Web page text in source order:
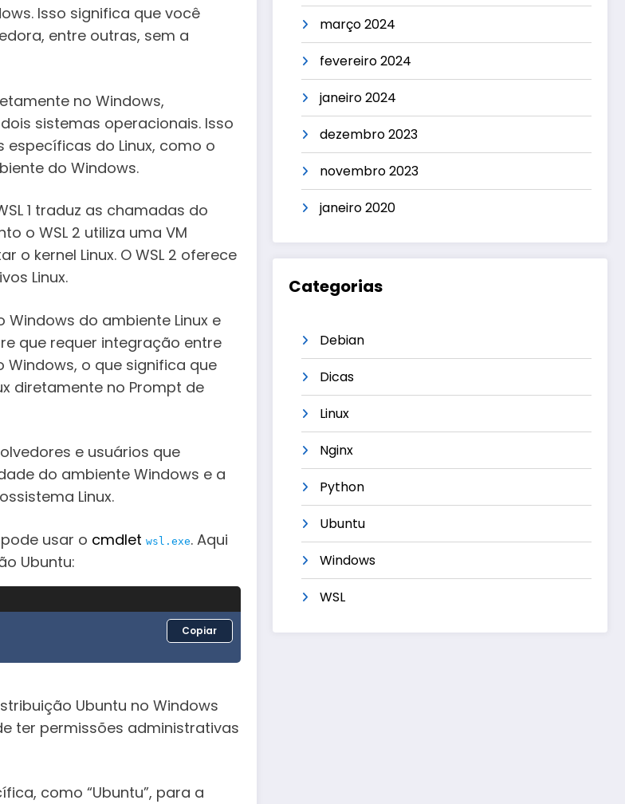
Isso significa que você
entre outras, sem a
no Windows,
sistemas operacionais. Isso
do Linux, como o
do Windows.
1 traduz as chamadas do
o WSL 2 utiliza uma VM
kernel Linux. O WSL 2 oferece
Linux.
do ambiente Linux e
que requer integração entre
o que significa que
diretamente no Prompt de
e usuários que
do ambiente Windows e a
Linux.
usar o cmdlet wsl.exe. Aqui
Ubuntu:
Copiar
Ubuntu no Windows
ter permissões administrativas
como “Ubuntu”, para a
março 2024
fevereiro 2024
janeiro 2024
dezembro 2023
novembro 2023
janeiro 2020
Categorias
Debian
Dicas
Linux
Nginx
Python
Ubuntu
Windows
WSL